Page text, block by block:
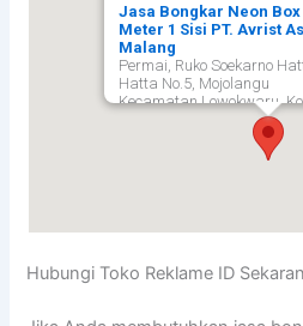
Jasa Bongkar Neon Box
Meter 1 Sisi PT. Avrist
Malang
Permai, Ruko Soekarno
Hatta No.5, Mojolangu
Kecamatan Lowokwaru,
Hubungi Toko Reklame ID